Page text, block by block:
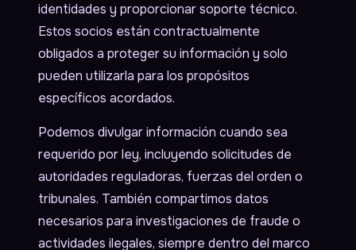
identidades y proporcionar soporte técnico.
Estos socios están contractualmente
obligados a proteger su información y solo
pueden utilizarla para los propósitos
específicos acordados.
Podemos divulgar información cuando sea
requerido por ley, incluyendo solicitudes de
autoridades reguladoras, fuerzas del orden o
tribunales. También compartimos datos
necesarios para investigaciones de fraude o
actividades ilegales, siempre dentro del marco